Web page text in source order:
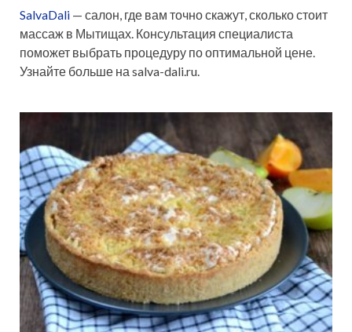
SalvaDali — салон, где вам точно скажут, сколько стоит
массаж в Мытищах. Консультация специалиста
поможет выбрать процедуру по оптимальной цене.
Узнайте больше на salva-dali.ru.